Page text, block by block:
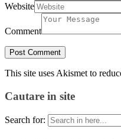
Website
Comment
This site uses Akismet to
Cautare in site
Search for: